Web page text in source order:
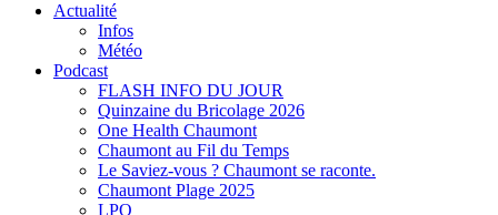
Actualité
Infos
Météo
Podcast
FLASH INFO DU JOUR
Quinzaine du Bricolage 2026
One Health Chaumont
Chaumont au Fil du Temps
Le Saviez-vous ? Chaumont se raconte.
Chaumont Plage 2025
LPO